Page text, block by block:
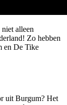
alleen
Zo hebben
en De Tike
uit Burgum? Het